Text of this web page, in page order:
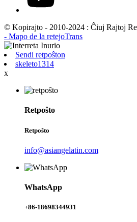
© Kopirajto - 2010-2024 : Ĉiuj Rajtoj
- Mapo de la retejoTrans
Sendi retpoŝton
skeleto1314
x
Retpoŝto
Retpoŝto
info@asiangelatin.com
WhatsApp
+86-18698344931